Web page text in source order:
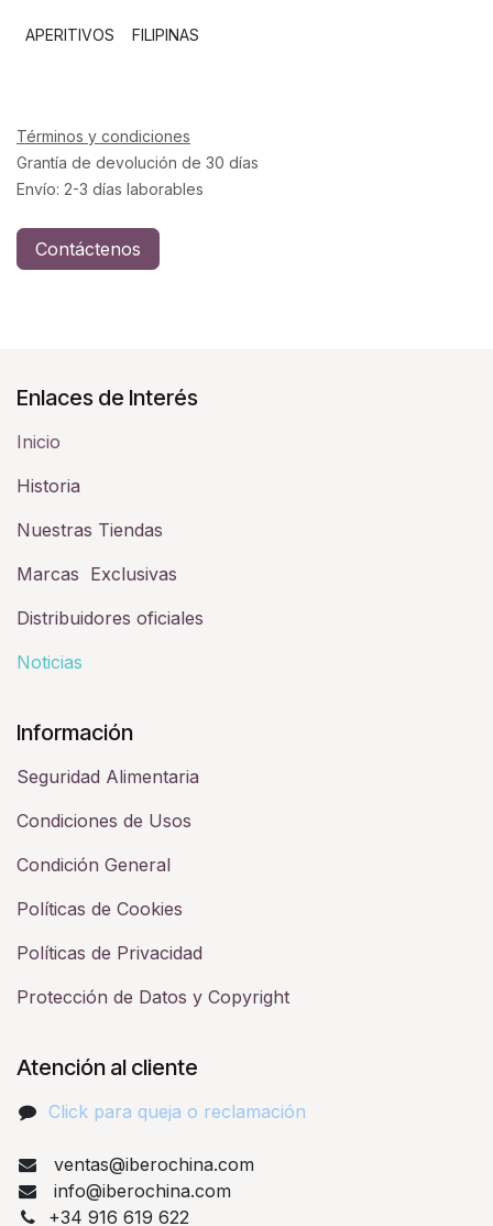
APERITIVOS FILIPINAS
Términos y condiciones
Grantía de devolución de 30 días
Envío: 2-3 días laborables
Contáctenos
Enlaces de Interés
Inicio
Historia​
Nuestras Tiendas
Marcas Exclusivas
Distribuidores oficiales
Noticias
Información
Seguridad Alimentaria
Condiciones de Usos
Condición General
Políticas de Cookies
Políticas de Privacidad
Protección de Datos y Copyright
Atención al cliente
Click para queja o reclamación​
ventas@iberochina.com
info@iberochina.com
+34 916 619 622